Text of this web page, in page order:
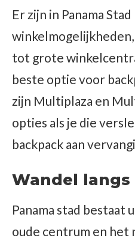
Er zijn in Panama
tot grote
beste optie voor
zijn Multiplaza en
opties als je die
backpack aan
Wandel
Panama stad bestaat
oude centrum en het